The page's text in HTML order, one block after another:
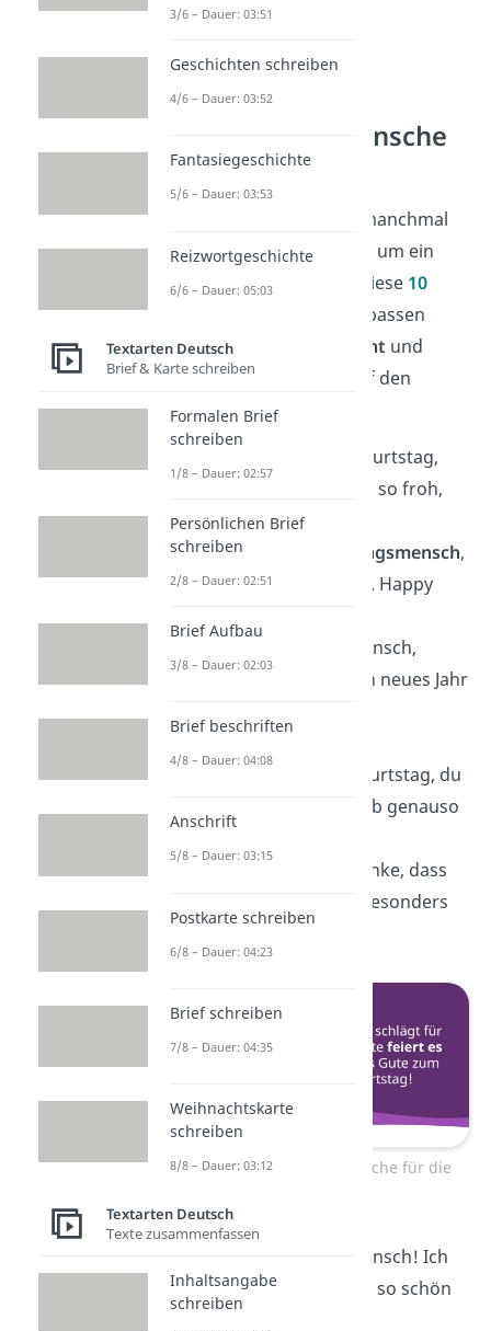
Kurze
Geburtstagswünsche
für WhatsApp
Am Geburtstag reicht manchmal
schon ein einziger
, um ein
Lächeln zu schenken. Diese 10
passen
perfekt in eine
Nachricht und
bringen deine
auf den
Punkt:
Alles Liebe zum Geburtstag,
— ich bin so froh,
dass es dich gibt.
Du bist mein
Lieblingsmensch,
heute mehr denn je. Happy
Herzlichen Glückwunsch,
meine Liebe! Auf ein neues Jahr
Alles Gute zum Geburtstag, du
— bleib genauso
Happy Birthday! Danke, dass
so besonders
Kurze Geburtstagswünsche für die
Herzlichen Glückwunsch! Ich
hoffe, dein
wird so schön
3/6 – Dauer: 03:51
Geschichten schreiben
4/6 – Dauer: 03:52
Fantasiegeschichte
5/6 – Dauer: 03:53
Reizwortgeschichte
6/6 – Dauer: 05:03
Textarten Deutsch
Brief & Karte schreiben
Formalen Brief
schreiben
1/8 – Dauer: 02:57
Persönlichen Brief
schreiben
2/8 – Dauer: 02:51
Brief Aufbau
3/8 – Dauer: 02:03
Brief beschriften
4/8 – Dauer: 04:08
Anschrift
5/8 – Dauer: 03:15
Postkarte schreiben
6/8 – Dauer: 04:23
Brief schreiben
7/8 – Dauer: 04:35
Weihnachtskarte
schreiben
8/8 – Dauer: 03:12
Textarten Deutsch
Texte zusammenfassen
Inhaltsangabe
schreiben